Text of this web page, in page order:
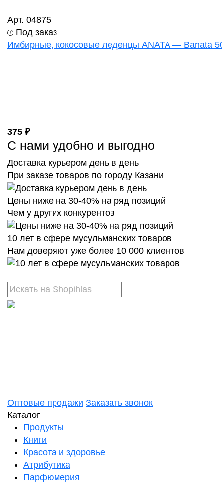
Арт. 04875
Под заказ
Имбирные, кокосовые леденцы ANATA — Banata
375 ₽
С нами удобно и выгодно
Доставка курьером день в день
При заказе товаров по городу Казани
Цены ниже на 30-40% на ряд позиций
Чем у других конкурентов
10 лет в сфере мусульманских товаров
Нам доверяют уже более 10 000 клиентов
Оптовые продажи Заказать звонок
Каталог
Продукты
Книги
Красота и здоровье
Атрибутика
Парфюмерия